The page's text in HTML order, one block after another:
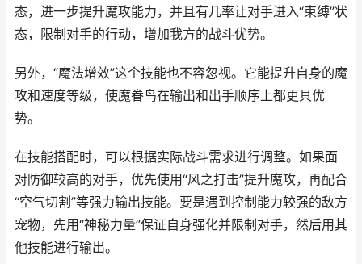
态，进一步提升魔攻能力，并且有几率让对手进入“束缚”状
态，限制对手的行动，增加我方的战斗优势。
另外，“魔法增效”这个技能也不容忽视。它能提升自身的魔
攻和速度等级，使魔眷鸟在输出和出手顺序上都更具优
势。
在技能搭配时，可以根据实际战斗需求进行调整。如果面
对防御较高的对手，优先使用“风之打击”提升魔攻，再配合
“空气切割”等强力输出技能。要是遇到控制能力较强的敌方
宠物，先用“神秘力量”保证自身强化并限制对手，然后用其
他技能进行输出。